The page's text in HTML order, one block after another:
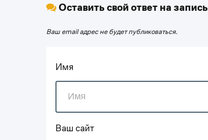
Оставить свой ответ на запись
Ваш email адрес не будет публиковаться.
Имя
Ваш сайт